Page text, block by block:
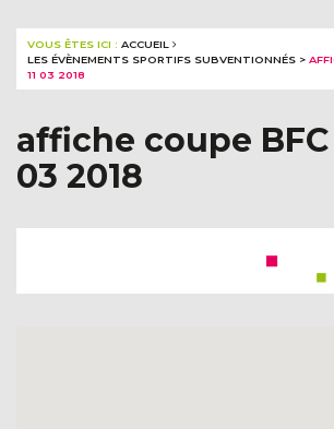
VOUS ÊTES ICI : ACCUEIL
LES ÉVÈNEMENTS SPORTIFS SUBVENTIONNÉS >
11 03 2018
affiche coupe BFC
03 2018